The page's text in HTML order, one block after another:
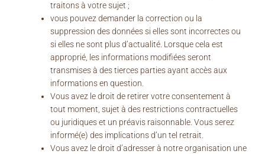
traitons à votre sujet ;
vous pouvez demander la correction ou la
suppression des données si elles sont incorrectes ou
si elles ne sont plus d’actualité. Lorsque cela est
approprié, les informations modifiées seront
transmises à des tierces parties ayant accès aux
informations en question.
Vous avez le droit de retirer votre consentement à
tout moment, sujet à des restrictions contractuelles
ou juridiques et un préavis raisonnable. Vous serez
informé(e) des implications d’un tel retrait.
Vous avez le droit d’adresser à notre organisation une